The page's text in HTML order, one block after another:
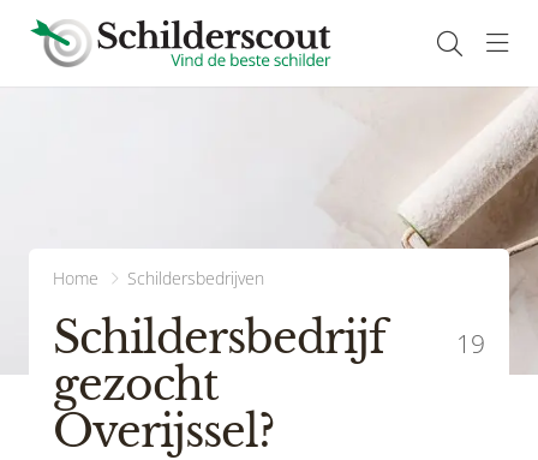
Home Schildersbedrijven
Schildersbedrijf
gezocht
Overijssel?
19